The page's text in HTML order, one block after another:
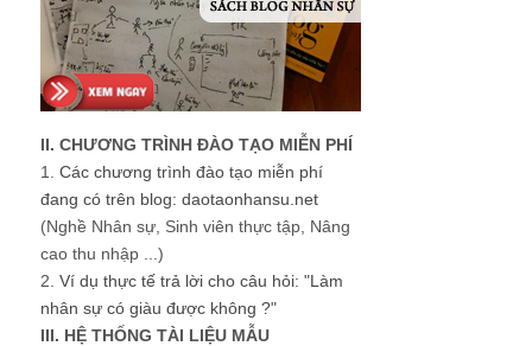
II. CHƯƠNG TRÌNH ĐÀO TẠO MIỄN PHÍ
1. Các chương trình đào tạo miễn phí
đang có trên blog: daotaonhansu.net
(Nghề Nhân sự, Sinh viên thực tập, Nâng
cao thu nhập ...)
2. Ví dụ thực tế trả lời cho câu hỏi: "Làm
nhân sự có giàu được không ?"
III. HỆ THỐNG TÀI LIỆU MẪU